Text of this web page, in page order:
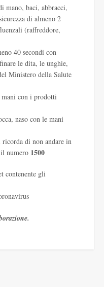
mano, baci, abbracci,
di almeno 2
(raffreddore,
40 secondi con
le dita, le unghie,
Ministero della Salute
con i prodotti
naso con le mani
ricorda di non andare in
numero 1500
contenente gli